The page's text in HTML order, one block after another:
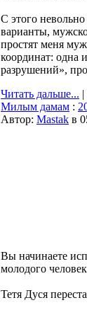
С этого
варианты,
простят меня
координат: одна
разрушений»,
Читать дальше...
Милым дамам :
Автор: Мastak в
Вы начинаете
молодого
Тетя Дуся